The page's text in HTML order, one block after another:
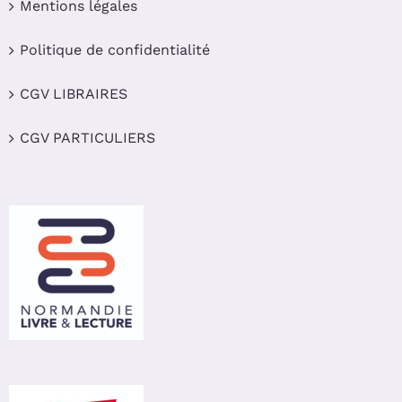
Mentions légales
Politique de confidentialité
CGV LIBRAIRES
CGV PARTICULIERS